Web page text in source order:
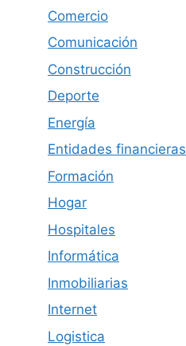
Comercio
Comunicación
Construcción
Deporte
Energía
Entidades financieras
Formación
Hogar
Hospitales
Informática
Inmobiliarias
Internet
Logistica